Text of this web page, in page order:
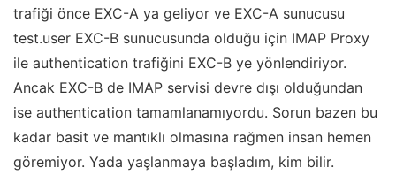
trafiği önce EXC-A ya geliyor ve EXC-A sunucusu
test.user EXC-B sunucusunda olduğu için IMAP Proxy
ile authentication trafiğini EXC-B ye yönlendiriyor.
Ancak EXC-B de IMAP servisi devre dışı olduğundan
ise authentication tamamlanamıyordu. Sorun bazen bu
kadar basit ve mantıklı olmasına rağmen insan hemen
göremiyor. Yada yaşlanmaya başladım, kim bilir.